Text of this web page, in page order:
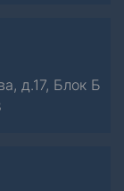
д.17, Блок Б